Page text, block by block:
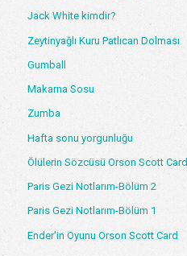
Jack White kimdir?
Zeytinyağlı Kuru Patlıcan Dolması
Gumball
Makarna Sosu
Zumba
Hafta sonu yorgunluğu
Ölülerin Sözcüsü Orson Scott Card
Paris Gezi Notlarım-Bölüm 2
Paris Gezi Notlarım-Bölüm 1
Ender'in Oyunu Orson Scott Card